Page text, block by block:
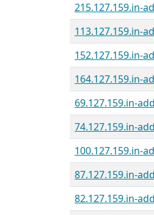
215.127.159.in-
113.127.159.in-
152.127.159.in-
164.127.159.in-
69.127.159.in-
74.127.159.in-
100.127.159.in-
87.127.159.in-
82.127.159.in-